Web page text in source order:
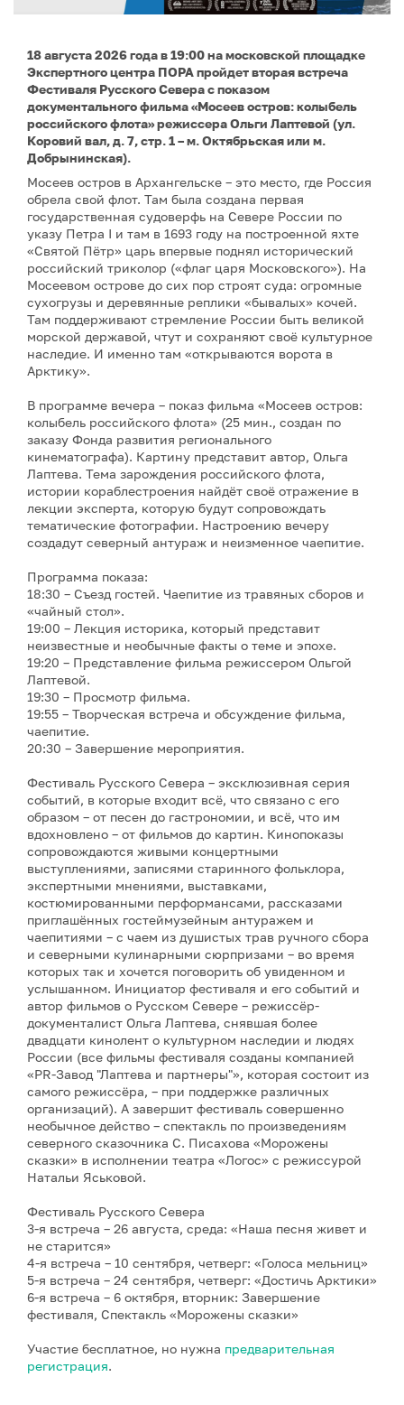
18 августа 2026 года в 19:00 на московской площадке
Экспертного центра ПОРА пройдет вторая встреча
Фестиваля Русского Севера с показом
документального фильма «Мосеев остров: колыбель
российского флота» режиссера Ольги Лаптевой (ул.
Коровий вал, д. 7, стр. 1 – м. Октябрьская или м.
Добрынинская).
Мосеев остров в Архангельске – это место, где Россия
обрела свой флот. Там была создана первая
государственная судоверфь на Севере России по
указу Петра I и там в 1693 году на построенной яхте
«Святой Пётр» царь впервые поднял исторический
российский триколор («флаг царя Московского»). На
Мосеевом острове до сих пор строят суда: огромные
сухогрузы и деревянные реплики «бывалых» кочей.
Там поддерживают стремление России быть великой
морской державой, чтут и сохраняют своё культурное
наследие. И именно там «открываются ворота в
Арктику».
В программе вечера – показ фильма «Мосеев остров:
колыбель российского флота» (25 мин., создан по
заказу Фонда развития регионального
кинематографа). Картину представит автор, Ольга
Лаптева. Тема зарождения российского флота,
истории кораблестроения найдёт своё отражение в
лекции эксперта, которую будут сопровождать
тематические фотографии. Настроению вечеру
создадут северный антураж и неизменное чаепитие.
Программа показа:
18:30 – Съезд гостей. Чаепитие из травяных сборов и
«чайный стол».
19:00 – Лекция историка, который представит
неизвестные и необычные факты о теме и эпохе.
19:20 – Представление фильма режиссером Ольгой
Лаптевой.
19:30 – Просмотр фильма.
19:55 – Творческая встреча и обсуждение фильма,
чаепитие.
20:30 – Завершение мероприятия.
Фестиваль Русского Севера – эксклюзивная серия
событий, в которые входит всё, что связано с его
образом – от песен до гастрономии, и всё, что им
вдохновлено – от фильмов до картин. Кинопоказы
сопровождаются живыми концертными
выступлениями, записями старинного фольклора,
экспертными мнениями, выставками,
костюмированными перформансами, рассказами
приглашённых гостеймузейным антуражем и
чаепитиями – с чаем из душистых трав ручного сбора
и северными кулинарными сюрпризами – во время
которых так и хочется поговорить об увиденном и
услышанном. Инициатор фестиваля и его событий и
автор фильмов о Русском Севере – режиссёр-
документалист Ольга Лаптева, снявшая более
двадцати кинолент о культурном наследии и людях
России (все фильмы фестиваля созданы компанией
«PR-Завод "Лаптева и партнеры"», которая состоит из
самого режиссёра, – при поддержке различных
организаций). А завершит фестиваль совершенно
необычное действо – спектакль по произведениям
северного сказочника С. Писахова «Морожены
сказки» в исполнении театра «Логос» с режиссурой
Натальи Яськовой.
Фестиваль Русского Севера
3-я встреча – 26 августа, среда: «Наша песня живет и
не старится»
4-я встреча – 10 сентября, четверг: «Голоса мельниц»
5-я встреча – 24 сентября, четверг: «Достичь Арктики»
6-я встреча – 6 октября, вторник: Завершение
фестиваля, Спектакль «Морожены сказки»
Участие бесплатное, но нужна предварительная
регистрация.